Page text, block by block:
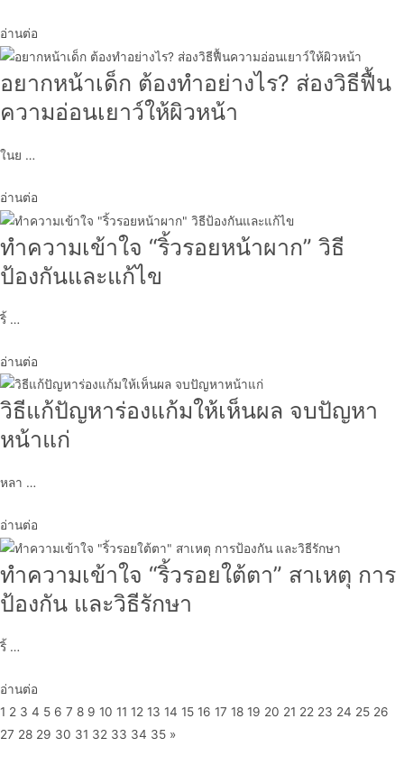
อ่านต่อ
อยากหน้าเด็ก ต้องทำอย่างไร? ส่องวิธีฟื้น
ความอ่อนเยาว์ให้ผิวหน้า
ในย …
อ่านต่อ
ทำความเข้าใจ “ริ้วรอยหน้าผาก” วิธี
ป้องกันและแก้ไข
ริ้ …
อ่านต่อ
วิธีแก้ปัญหาร่องแก้มให้เห็นผล จบปัญหา
หน้าแก่
หลา …
อ่านต่อ
ทำความเข้าใจ “ริ้วรอยใต้ตา” สาเหตุ การ
ป้องกัน และวิธีรักษา
ริ้ …
อ่านต่อ
1 2 3 4 5 6 7 8 9 10 11 12 13 14 15 16 17 18 19 20 21 22 23 24 25 26
27 28 29 30 31 32 33 34 35 »